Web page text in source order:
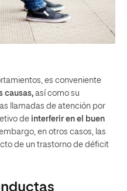
es conveniente
causas, así como su
llamadas de atención por
de interferir en el buen
en otros casos, las
de un trastorno de déficit